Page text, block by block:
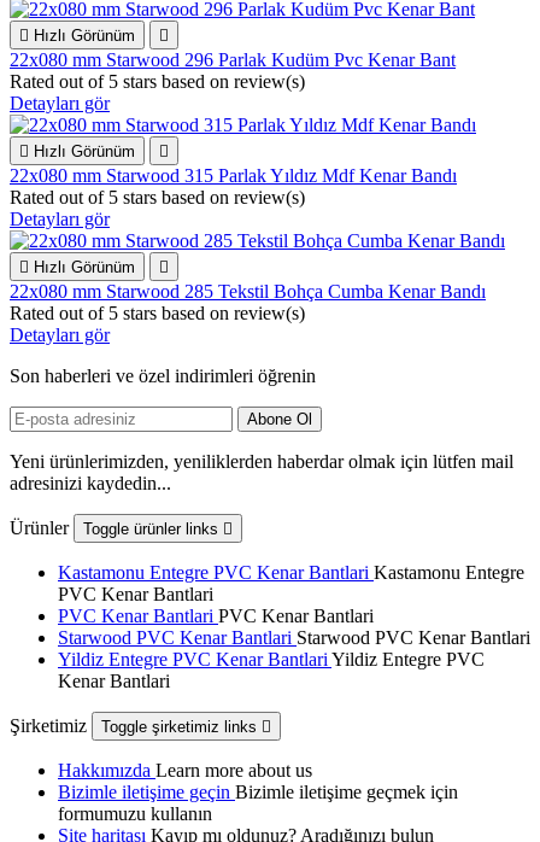
 Hızlı Görünüm 
22x080 mm Starwood 296 Parlak Kudüm Pvc Kenar Bant
Rated out of 5 stars based on review(s)
Detayları gör
 Hızlı Görünüm 
22x080 mm Starwood 315 Parlak Yıldız Mdf Kenar Bandı
Rated out of 5 stars based on review(s)
Detayları gör
 Hızlı Görünüm 
22x080 mm Starwood 285 Tekstil Bohça Cumba Kenar Bandı
Rated out of 5 stars based on review(s)
Detayları gör
Son haberleri ve özel indirimleri öğrenin
Yeni ürünlerimizden, yeniliklerden haberdar olmak için lütfen mail
adresinizi kaydedin...
Ürünler Toggle ürünler links 
Kastamonu Entegre PVC Kenar Bantlari Kastamonu Entegre
PVC Kenar Bantlari
PVC Kenar Bantlari PVC Kenar Bantlari
Starwood PVC Kenar Bantlari Starwood PVC Kenar Bantlari
Yildiz Entegre PVC Kenar Bantlari Yildiz Entegre PVC
Kenar Bantlari
Şirketimiz Toggle şirketimiz links 
Hakkımızda Learn more about us
Bizimle iletişime geçin Bizimle iletişime geçmek için
formumuzu kullanın
Site haritası Kayıp mı oldunuz? Aradığınızı bulun